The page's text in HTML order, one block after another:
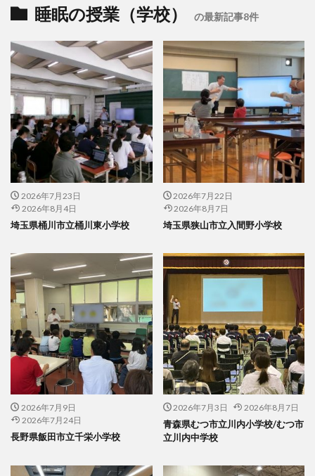
睡眠の授業（学校） の最新記事8件
2026年7月23日
2026年8月4日
埼玉県桶川市立桶川東小学校
2026年7月22日
2026年8月7日
埼玉県狭山市立入間野小学校
2026年7月9日
2026年7月24日
長野県飯田市立千栄小学校
2026年7月3日 2026年8月7日
青森県むつ市立川内小学校/むつ市
立川内中学校